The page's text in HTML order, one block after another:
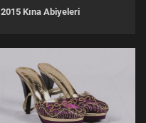
2015 Kına Abiyeleri